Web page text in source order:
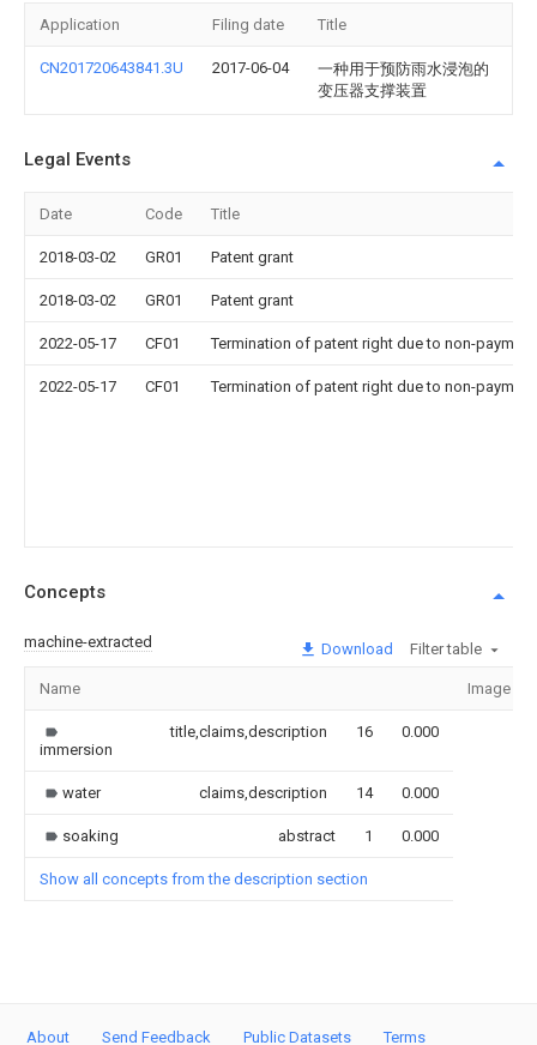
Application Filing date Title
CN201720643841.3U 2017-06-04
一种用于预防雨水浸泡的
变压器支撑装置
Legal Events
Date Code Title
2018-03-02 GR01 Patent grant
2018-03-02 GR01 Patent grant
2022-05-17 CF01 Termination of patent right due to non-
2022-05-17 CF01 Termination of patent right due to non-
Concepts
machine-extracted Download Filter table
Name Image
immersion
title,claims,description 16 0.000
water claims,description 14 0.000
soaking abstract 1 0.000
Show all concepts from the description section
About Send Feedback Public Datasets Terms